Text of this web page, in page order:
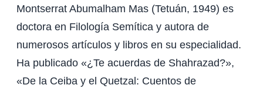
Montserrat Abumalham Mas (Tetuán, 1949) es
doctora en Filología Semítica y autora de
numerosos artículos y libros en su especialidad.
Ha publicado «¿Te acuerdas de Shahrazad?»,
«De la Ceiba y el Quetzal: Cuentos de